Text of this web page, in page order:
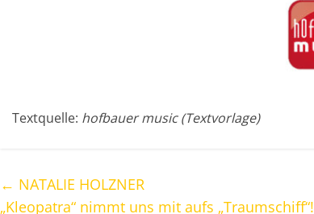
Textquelle: hofbauer music (Textvorlage)
← NATALIE HOLZNER
„Kleopatra“ nimmt uns mit aufs „Traumschiff“!